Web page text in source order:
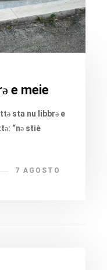
e meie
sta nu libbrə e
“nə stiè
7 AGOSTO